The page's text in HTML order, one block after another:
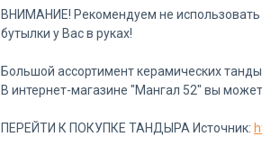
ВНИМАНИЕ! Рекомендуем не использовать
бутылки у Вас в руках!
Большой ассортимент керамических
В интернет-магазине "Мангал 52" вы
ПЕРЕЙТИ К ПОКУПКЕ ТАНДЫРА Источник: